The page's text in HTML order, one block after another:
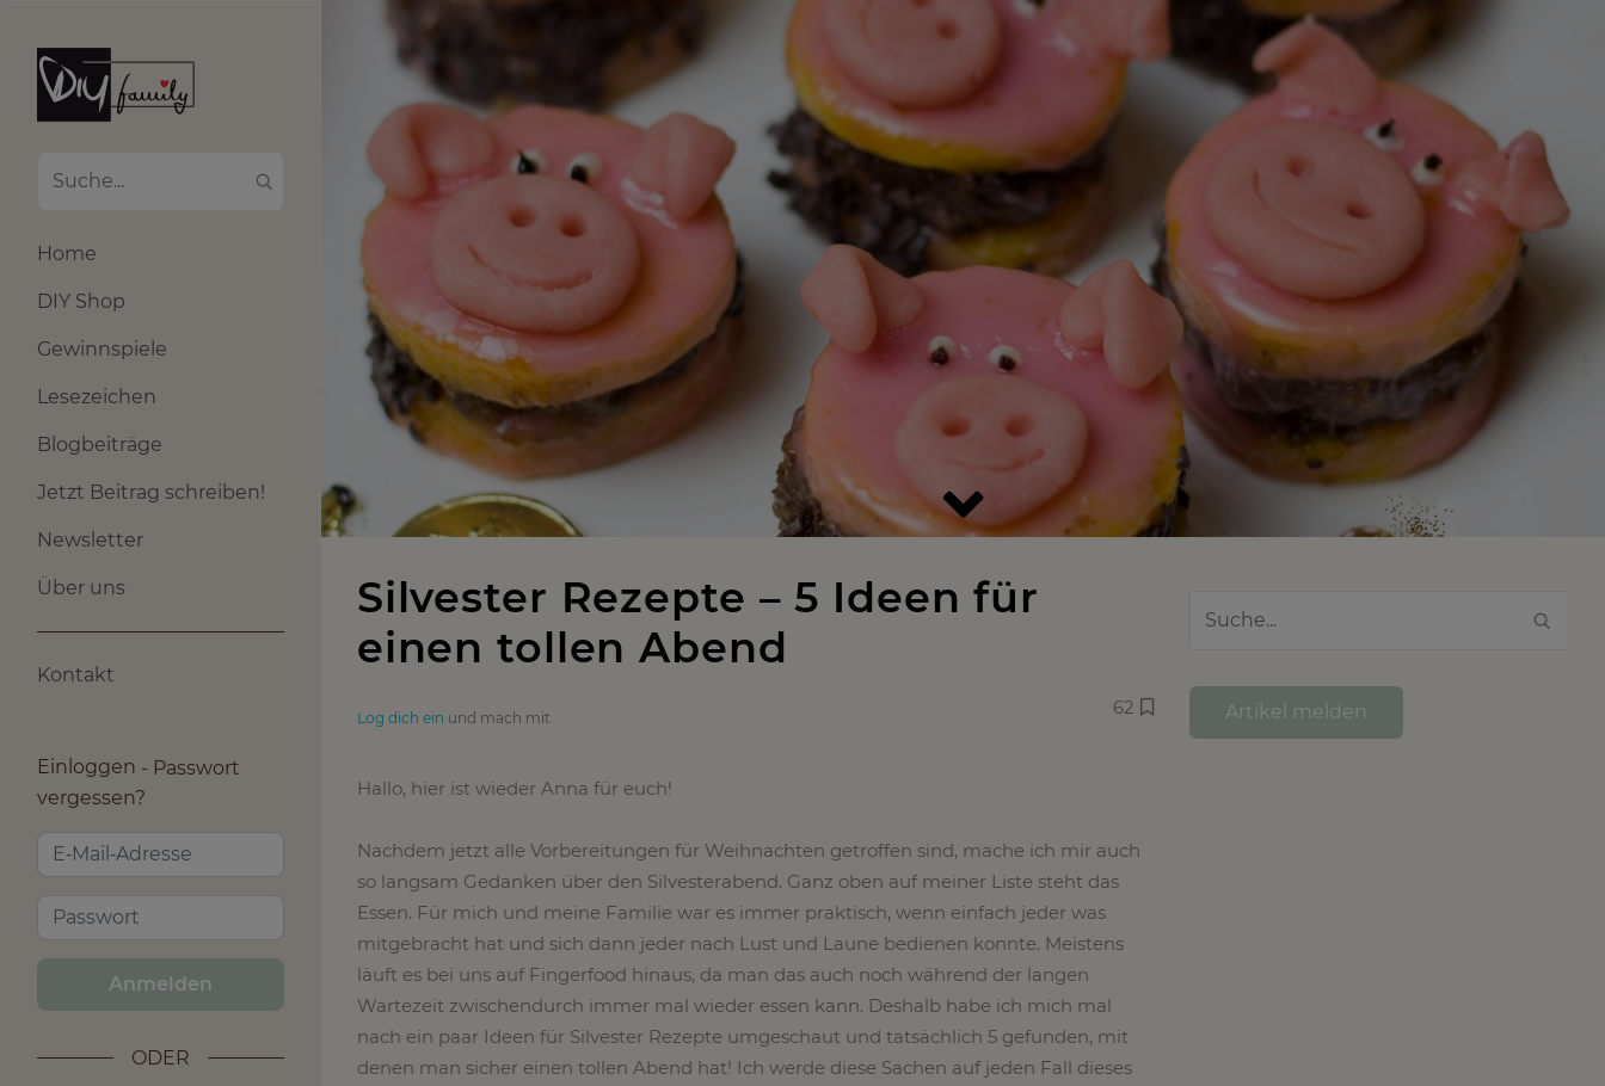
Home
DIY Shop
Gewinnspiele
Lesezeichen
Blogbeiträge
Jetzt Beitrag schreiben!
Newsletter
Über uns
Kontakt
Einloggen
Passwort
vergessen?
Anmelden
ODER
Silvester Rezepte – 5 Ideen für
einen tollen Abend
Log dich ein und mach mit 62
Hallo, hier ist wieder Anna für euch!
Nachdem jetzt alle Vorbereitungen für Weihnachten getroffen sind, mache ich mir auch
so langsam Gedanken über den Silvesterabend. Ganz oben auf meiner Liste steht das
Essen. Für mich und meine Familie war es immer praktisch, wenn einfach jeder was
mitgebracht hat und sich dann jeder nach Lust und Laune bedienen konnte. Meistens
läuft es bei uns auf Fingerfood hinaus, da man das auch noch während der langen
Wartezeit zwischendurch immer mal wieder essen kann. Deshalb habe ich mich mal
nach ein paar Ideen für Silvester Rezepte umgeschaut und tatsächlich 5 gefunden, mit
denen man sicher einen tollen Abend hat! Ich werde diese Sachen auf jeden Fall dieses
Artikel melden